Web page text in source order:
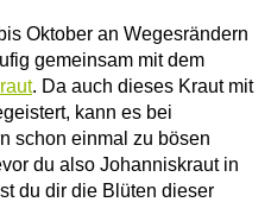
Oktober an Wegesrändern
gemeinsam mit dem
. Da auch dieses Kraut mit
kann es bei
schon einmal zu bösen
du also Johanniskraut in
du dir die Blüten dieser